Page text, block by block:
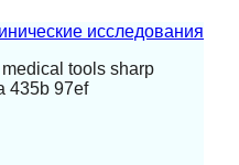
исследования